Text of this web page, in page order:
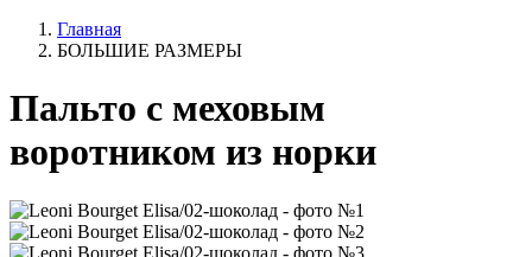
Главная
БОЛЬШИЕ РАЗМЕРЫ
Пальто с меховым
воротником из норки